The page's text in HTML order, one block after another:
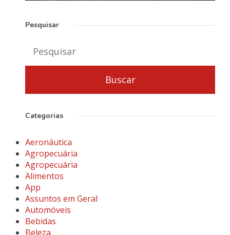
Pesquisar
Categorias
Aeronáutica
Agropecuária
Agropecuária
Alimentos
App
Assuntos em Geral
Automóveis
Bebidas
Beleza